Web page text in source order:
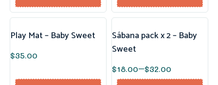
Play Mat – Baby Sweet
$35.00
Sábana pack x 2 – Baby
Sweet
$18.00–$32.00